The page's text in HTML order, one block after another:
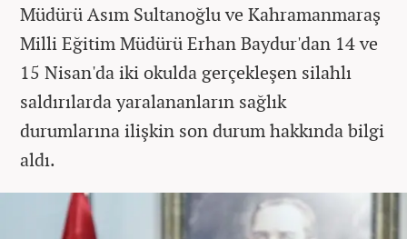
Müdürü Asım Sultanoğlu ve Kahramanmaraş
Milli Eğitim Müdürü Erhan Baydur'dan 14 ve
15 Nisan'da iki okulda gerçekleşen silahlı
saldırılarda yaralananların sağlık
durumlarına ilişkin son durum hakkında bilgi
aldı.